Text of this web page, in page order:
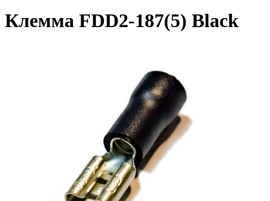
Клемма FDD2-187(5) Black